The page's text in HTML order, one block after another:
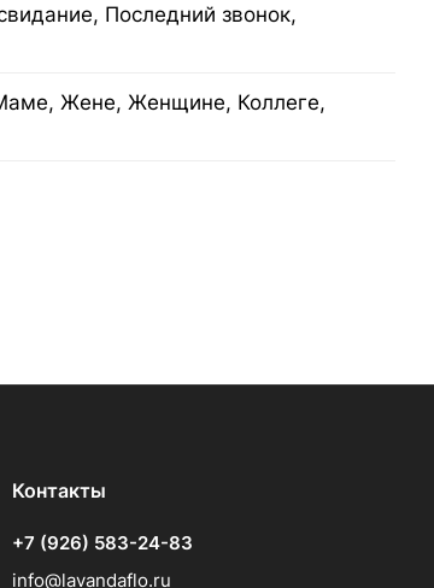
Последний звонок,
Жене, Женщине, Коллеге,
Контакты
+7 (926) 583-24-83
info@lavandaflo.ru